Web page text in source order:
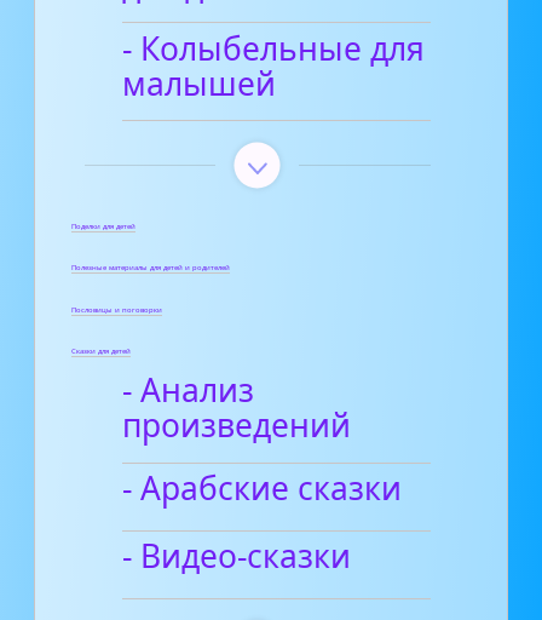
- Колыбельные для
малышей
Поделки для детей
Полезные материалы для детей и родителей
Пословицы и поговорки
Сказки для детей
- Анализ
произведений
- Арабские сказки
- Видео-сказки